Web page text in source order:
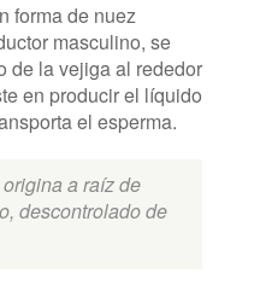
forma de nuez
masculino, se
de la vejiga al rededor
en producir el líquido
el esperma.
a raíz de
descontrolado de